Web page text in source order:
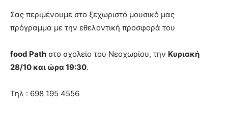
Σας περιμένουμε στο ξεχωριστό μουσικό μας
πρόγραμμα με την εθελοντική προσφορά του
food Path στο σχολείο του Νεοχωρίου, την Κυριακή
28/10 και ώρα 19:30.
Τηλ : 698 195 4556